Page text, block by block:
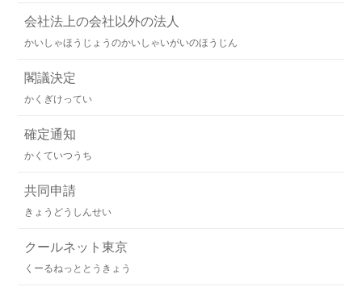
会社法上の会社以外の法人
かいしゃほうじょうのかいしゃいがいのほうじん
閣議決定
かくぎけってい
確定通知
かくていつうち
共同申請
きょうどうしんせい
クールネット東京
くーるねっととうきょう